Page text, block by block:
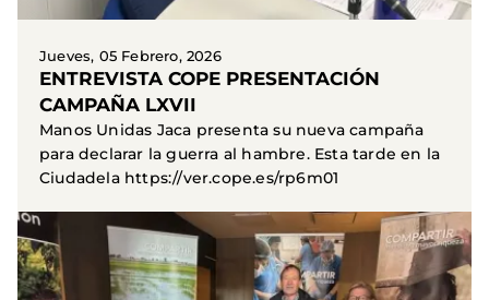
Jueves, 05 Febrero, 2026
ENTREVISTA COPE PRESENTACIÓN
CAMPAÑA LXVII
Manos Unidas Jaca presenta su nueva campaña
para declarar la guerra al hambre. Esta tarde en la
Ciudadela https://ver.cope.es/rp6m01